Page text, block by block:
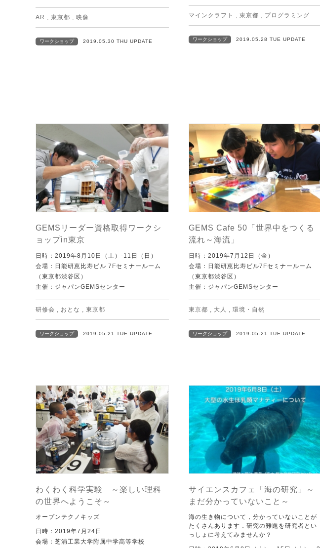
AR , 東京都 , 映像
ワークショップ 2019.05.30 THU UPDATE
マインクラフト , 東京都 , プログラミング
ワークショップ 2019.05.28 TUE UPDATE
GEMSリーダー資格取得ワークシ
ョップin東京
日時：2019年8月10日（土）‐11日（日）
会場：日能研恵比寿ビル 7Fセミナールーム
（東京都渋谷区）
主催：ジャパンGEMSセンター
研修会 , おとな , 東京都
ワークショップ 2019.05.21 TUE UPDATE
GEMS Cafe 50「世界中をつくる
流れ～海流」
日時：2019年7月12日（金）
会場：日能研恵比寿ビル7Fセミナールーム
（東京都渋谷区）
主催：ジャパンGEMSセンター
東京都 , 大人 , 環境・自然
ワークショップ 2019.05.21 TUE UPDATE
わくわく科学実験 ～楽しい理科
の世界へようこそ～
オープンテクノキッズ
日時：2019年7月24日
会場：芝浦工業大学附属中学高等学校
サイエンスカフェ「海の研究」～
まだ分かっていないこと～
海の生き物について，分かっていないことが
たくさんあります．研究の難題を研究者とい
っしょに考えてみませんか？